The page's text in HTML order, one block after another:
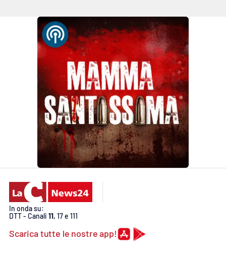
In onda su:
DTT - Canali 11, 17 e 111
Scarica tutte le nostre app!